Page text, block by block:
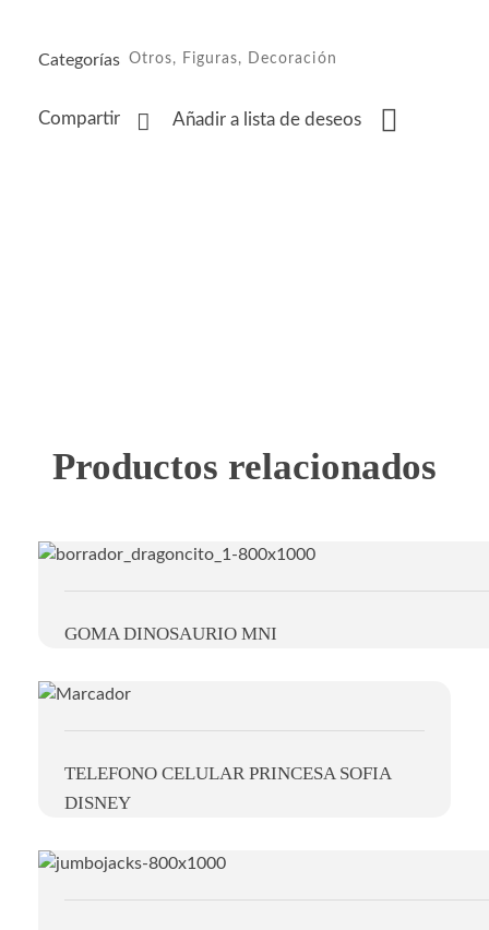
Añadir a lista de deseos
Compartir
Categorías Otros, Figuras, Decoración
Productos relacionados
GOMA DINOSAURIO MNI
TELEFONO CELULAR PRINCESA SOFIA
DISNEY